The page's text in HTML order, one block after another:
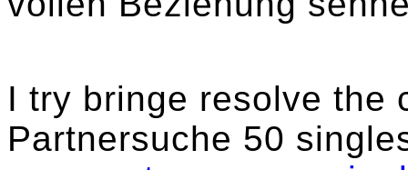
I try bringe resolve the
Partnersuche 50